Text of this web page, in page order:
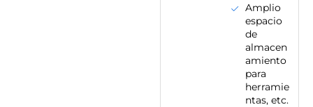
Amplio
espacio
de
almacen
amiento
para
herramie
ntas, etc.